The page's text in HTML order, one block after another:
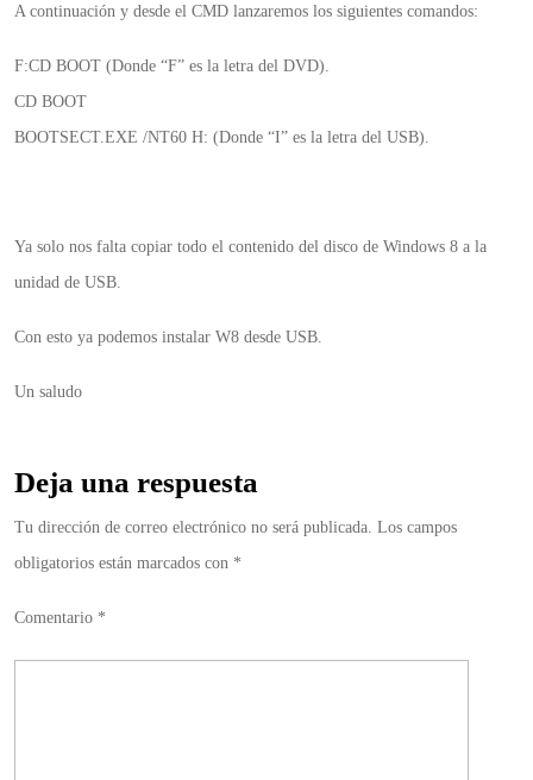
A continuación y desde el CMD lanzaremos los siguientes comandos:
F:CD BOOT (Donde “F” es la letra del DVD).
CD BOOT
BOOTSECT.EXE /NT60 H: (Donde “I” es la letra del USB).
Ya solo nos falta copiar todo el contenido del disco de Windows 8 a la
unidad de USB.
Con esto ya podemos instalar W8 desde USB.
Un saludo
Deja una respuesta
Tu dirección de correo electrónico no será publicada. Los campos
obligatorios están marcados con *
Comentario *